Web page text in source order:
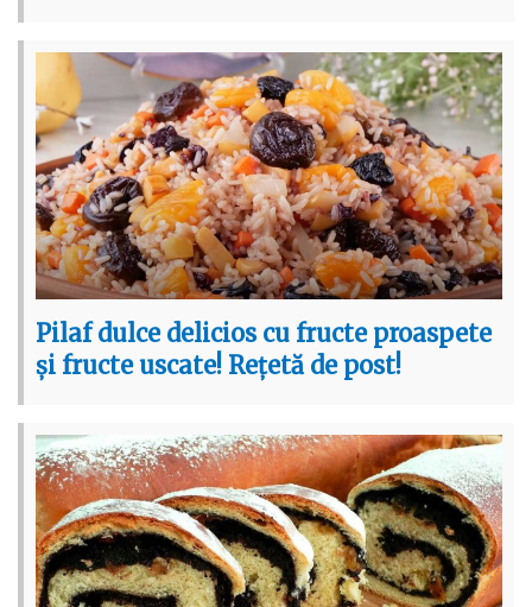
Pilaf dulce delicios cu fructe proaspete
și fructe uscate! Rețetă de post!